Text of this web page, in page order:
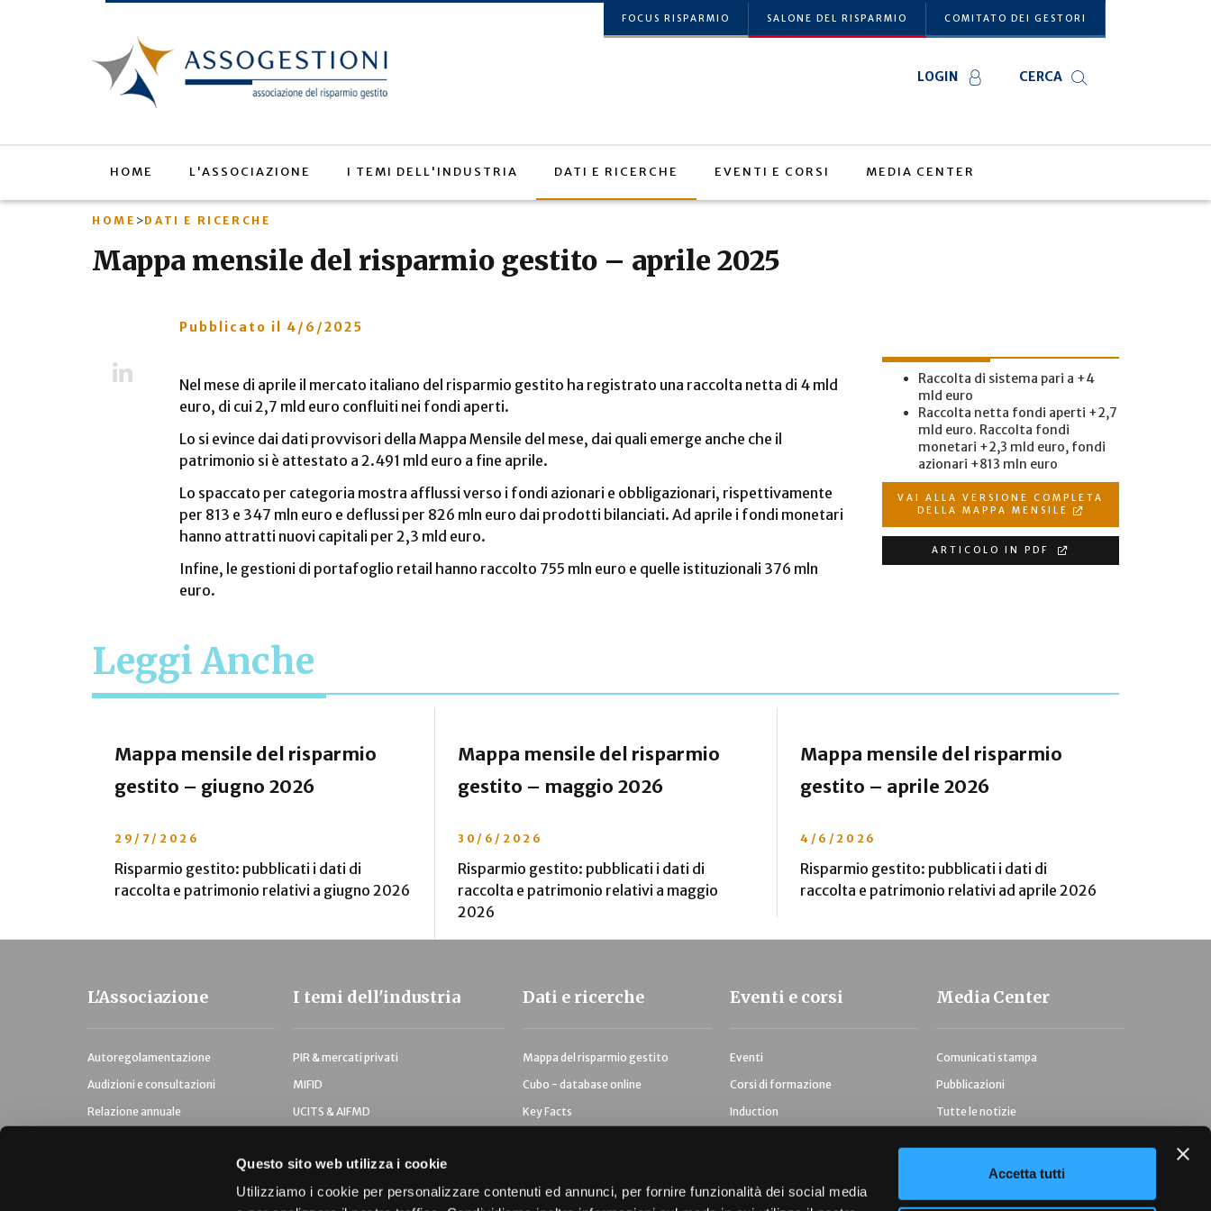
Questo sito web utilizza i cookie
Utilizziamo i cookie per personalizzare contenuti ed annunci, per fornire funzionalità dei social media
Accetta tutti
FOCUS RISPARMIO SALONE DEL RISPARMIO COMITATO DEI GESTORI
LOGIN CERCA
HOME L'ASSOCIAZIONE I TEMI DELL'INDUSTRIA DATI E RICERCHE EVENTI E CORSI MEDIA CENTER
HOME >DATI E RICERCHE
Mappa mensile del risparmio gestito – aprile 2025
Pubblicato il 4/6/2025
Nel mese di aprile il mercato italiano del risparmio gestito ha registrato una raccolta netta di 4 mld
euro, di cui 2,7 mld euro confluiti nei fondi aperti.
Lo si evince dai dati provvisori della Mappa Mensile del mese, dai quali emerge anche che il
patrimonio si è attestato a 2.491 mld euro a fine aprile.
Lo spaccato per categoria mostra afflussi verso i fondi azionari e obbligazionari, rispettivamente
per 813 e 347 mln euro e deflussi per 826 mln euro dai prodotti bilanciati. Ad aprile i fondi monetari
hanno attratti nuovi capitali per 2,3 mld euro.
Infine, le gestioni di portafoglio retail hanno raccolto 755 mln euro e quelle istituzionali 376 mln
euro.
Raccolta di sistema pari a +4
mld euro
Raccolta netta fondi aperti +2,7
mld euro. Raccolta fondi
monetari +2,3 mld euro, fondi
azionari +813 mln euro
VAI ALLA VERSIONE COMPLETA
DELLA MAPPA MENSILE
ARTICOLO IN PDF
Leggi Anche
Mappa mensile del risparmio
gestito – giugno 2026
29/7/2026
Risparmio gestito: pubblicati i dati di
raccolta e patrimonio relativi a giugno 2026
Mappa mensile del risparmio
gestito – maggio 2026
30/6/2026
Risparmio gestito: pubblicati i dati di
raccolta e patrimonio relativi a maggio
2026
Mappa mensile del risparmio
gestito – aprile 2026
4/6/2026
Risparmio gestito: pubblicati i dati di
raccolta e patrimonio relativi ad aprile 2026
L'Associazione
Autoregolamentazione
Audizioni e consultazioni
Relazione annuale
I temi dell'industria
PIR & mercati privati
MIFID
UCITS & AIFMD
Corporate Governance
Previdenza
Dati e ricerche
Mappa del risparmio gestito
Cubo - database online
Key Facts
Eventi e corsi
Eventi
Corsi di formazione
Induction
Media Center
Comunicati stampa
Pubblicazioni
Tutte le notizie